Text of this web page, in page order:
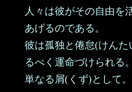
人々は彼がその自由を
あげるのである。
彼は孤独と倦怠(けんた
るべく運命づけられる。
単なる屑(くず)として。